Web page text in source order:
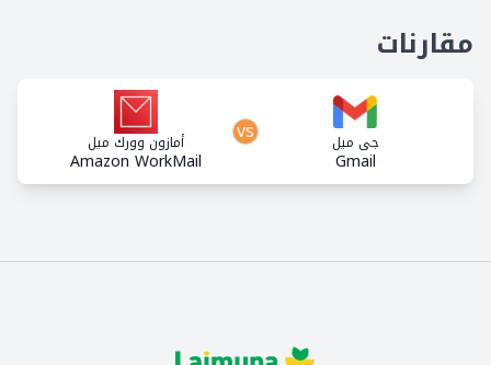
مقارنات
جي ميل
Gmail
أمازون وورك ميل
Amazon WorkMail
vs